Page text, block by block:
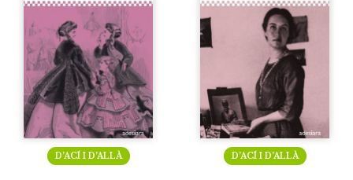
D’ACÍ I D’ALLÀ D’ACÍ I D’ALLÀ